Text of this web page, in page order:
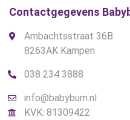
Contactgegevens
Ambachtsstraat 36B
8263AK Kampen
038 234 3888
info@babybum.nl
KVK: 81309422